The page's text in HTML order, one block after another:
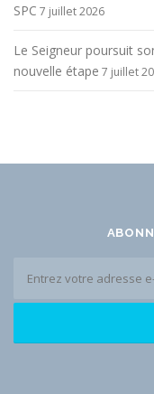
SPC 7 juillet 2026
Le Seigneur poursuit
nouvelle étape 7 juillet